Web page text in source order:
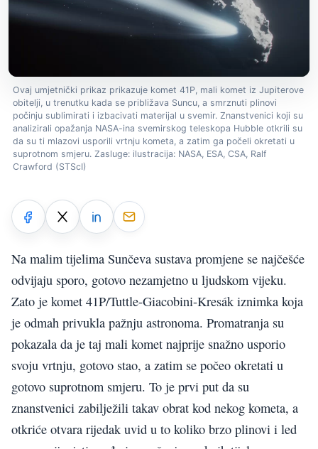
Ovaj umjetnički prikaz prikazuje komet 41P, mali komet iz Jupiterove
obitelji, u trenutku kada se približava Suncu, a smrznuti plinovi
počinju sublimirati i izbacivati materijal u svemir. Znanstvenici koji su
analizirali opažanja NASA-ina svemirskog teleskopa Hubble otkrili su
da su ti mlazovi usporili vrtnju kometa, a zatim ga počeli okretati u
suprotnom smjeru. Zasluge: ilustracija: NASA, ESA, CSA, Ralf
Crawford (STScI)
Na malim tijelima Sunčeva sustava promjene se najčešće
odvijaju sporo, gotovo nezamjetno u ljudskom vijeku.
Zato je komet 41P/Tuttle-Giacobini-Kresák iznimka koja
je odmah privukla pažnju astronoma. Promatranja su
pokazala da je taj mali komet najprije snažno usporio
svoju vrtnju, gotovo stao, a zatim se počeo okretati u
gotovo suprotnom smjeru. To je prvi put da su
znanstvenici zabilježili takav obrat kod nekog kometa, a
otkriće otvara rijedak uvid u to koliko brzo plinovi i led